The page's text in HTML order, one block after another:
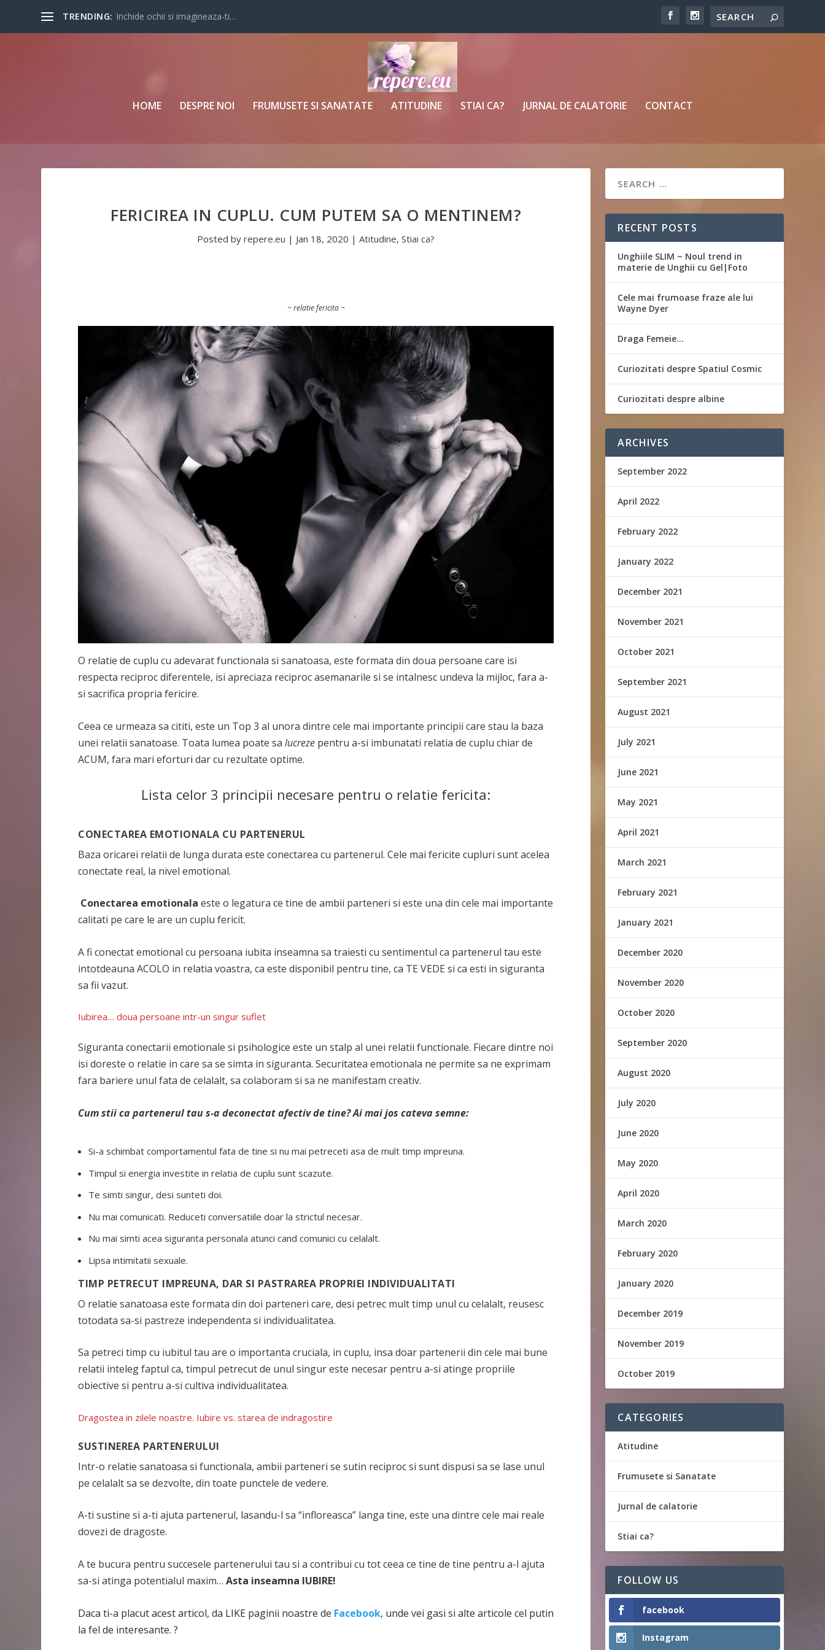
TRENDING: Inchide ochii si imagineaza-ti…
HOME DESPRE NOI FRUMUSETE SI SANATATE ATITUDINE STIAI CA? JURNAL DE CALATORIE CONTACT
FERICIREA IN CUPLU. CUM PUTEM SA O MENTINEM?
Posted byrepere.eu | Jan 18, 2020 |Atitudine,Stiai ca?
~ relatie fericita ~
O relatie de cuplu cu adevarat functionala si sanatoasa, este formata din doua persoane care isi
respecta reciproc diferentele, isi apreciaza reciproc asemanarile si se intalnesc undeva la mijloc, fara a-
si sacrifica propria fericire.
Ceea ce urmeaza sa cititi, este un Top 3 al unora dintre cele mai importante principii care stau la baza
unei relatii sanatoase. Toata lumea poate sa lucreze pentru a-si imbunatati relatia de cuplu chiar de
ACUM, fara mari eforturi dar cu rezultate optime.
Lista celor 3 principii necesare pentru o relatie fericita:
CONECTAREA EMOTIONALA CU PARTENERUL
Baza oricarei relatii de lunga durata este conectarea cu partenerul. Cele mai fericite cupluri sunt acelea
conectate real, la nivel emotional.
Conectarea emotionala este o legatura ce tine de ambii parteneri si este una din cele mai importante
calitati pe care le are un cuplu fericit.
A fi conectat emotional cu persoana iubita inseamna sa traiesti cu sentimentul ca partenerul tau este
intotdeauna ACOLO in relatia voastra, ca este disponibil pentru tine, ca TE VEDE si ca esti in siguranta
sa fii vazut.
Iubirea… doua persoane intr-un singur suflet
Siguranta conectarii emotionale si psihologice este un stalp al unei relatii functionale. Fiecare dintre noi
isi doreste o relatie in care sa se simta in siguranta. Securitatea emotionala ne permite sa ne exprimam
fara bariere unul fata de celalalt, sa colaboram si sa ne manifestam creativ.
Cum stii ca partenerul tau s-a deconectat afectiv de tine? Ai mai jos cateva semne:
Si-a schimbat comportamentul fata de tine si nu mai petreceti asa de mult timp impreuna.
Timpul si energia investite in relatia de cuplu sunt scazute.
Te simti singur, desi sunteti doi.
Nu mai comunicati. Reduceti conversatiile doar la strictul necesar.
Nu mai simti acea siguranta personala atunci cand comunici cu celalalt.
Lipsa intimitatii sexuale.
TIMP PETRECUT IMPREUNA, DAR SI PASTRAREA PROPRIEI INDIVIDUALITATI
O relatie sanatoasa este formata din doi parteneri care, desi petrec mult timp unul cu celalalt, reusesc
totodata sa-si pastreze independenta si individualitatea.
Sa petreci timp cu iubitul tau are o importanta cruciala, in cuplu, insa doar partenerii din cele mai bune
relatii inteleg faptul ca, timpul petrecut de unul singur este necesar pentru a-si atinge propriile
obiective si pentru a-si cultiva individualitatea.
Dragostea in zilele noastre. Iubire vs. starea de indragostire
SUSTINEREA PARTENERULUI
Intr-o relatie sanatoasa si functionala, ambii parteneri se sutin reciproc si sunt dispusi sa se lase unul
pe celalalt sa se dezvolte, din toate punctele de vedere.
A-ti sustine si a-ti ajuta partenerul, lasandu-l sa “infloreasca” langa tine, este una dintre cele mai reale
dovezi de dragoste.
A te bucura pentru succesele partenerului tau si a contribui cu tot ceea ce tine de tine pentru a-l ajuta
sa-si atinga potentialul maxim…Asta inseamna IUBIRE!
Daca ti-a placut acest articol, da LIKE paginii noastre de Facebook, unde vei gasi si alte articole cel putin
la fel de interesante. ?
RECENT POSTS
Unghiile SLIM ~ Noul trend in
materie de Unghii cu Gel|Foto
Cele mai frumoase fraze ale lui
Wayne Dyer
Draga Femeie…
Curiozitati despre Spatiul Cosmic
Curiozitati despre albine
ARCHIVES
September 2022
April 2022
February 2022
January 2022
December 2021
November 2021
October 2021
September 2021
August 2021
July 2021
June 2021
May 2021
April 2021
March 2021
February 2021
January 2021
December 2020
November 2020
October 2020
September 2020
August 2020
July 2020
June 2020
May 2020
April 2020
March 2020
February 2020
January 2020
December 2019
November 2019
October 2019
CATEGORIES
Atitudine
Frumusete si Sanatate
Jurnal de calatorie
Stiai ca?
FOLLOW US
facebook
Instagram